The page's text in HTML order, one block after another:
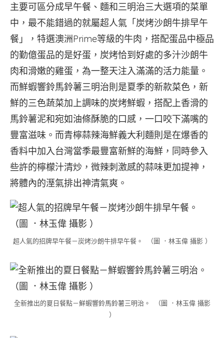
主要可區分成早午餐、麵和三明治三大選項的菜單
中，最不能錯過的就屬超人氣「炭烤沙朗牛排早午
餐」，特選澳洲Prime等級的牛肉，搭配蛋品中極品
的勤億蛋品的是好蛋，炭烤恰到好處的多汁沙朗牛
肉和滑嫩的雞蛋，為一整天注入滿滿的活力能量。
而鮮蝦響鈴馬鈴薯三明治則是夏季的新款菜色，新
鮮的三色蔬菜加上調味的炭烤鮮蝦，搭配上香滑的
馬鈴薯泥和宛如油條酥脆的口感，一口咬下滿嘴的
豐富滋味。而青檸蒜辣海鮮義大利麵則是在爆香的
香料中加入台灣當季最豐富新鮮的海鮮，同時參入
些許的檸檬汁清炒，微辣刺激感的蒜味更加提神，
將體內的溼氣排出神清氣爽。
超人氣的招牌早午餐－炭烤沙朗牛排早午餐。 （圖 ．林玉偉 攝影 ）
全新推出的夏日餐點－鮮蝦響鈴馬鈴薯三明治。 （圖 ．林玉偉 攝影
）